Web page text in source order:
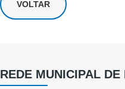
VOLTAR
REDE MUNICIPAL